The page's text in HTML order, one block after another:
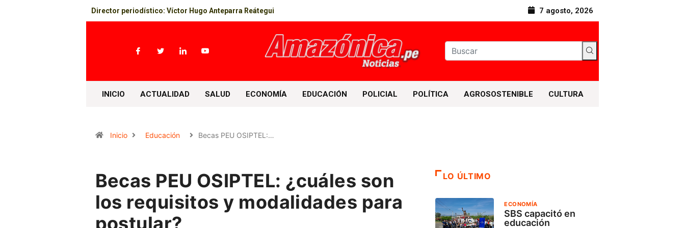
Director periodístico: Víctor Hugo Anteparra Reátegui 7 agosto, 2026
INICIO ACTUALIDAD SALUD ECONOMÍA EDUCACIÓN POLICIAL POLÍTICA AGROSOSTENIBLE CULTURA
Inicio Educación Becas PEU OSIPTEL:…
Becas PEU OSIPTEL: ¿cuáles son
los requisitos y modalidades para
postular?
LO ÚLTIMO
ECONOMÍA
SBS capacitó en
educación